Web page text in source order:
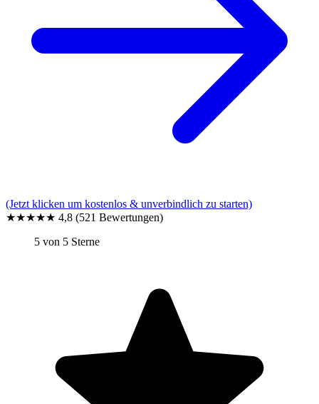
(Jetzt klicken um kostenlos & unverbindlich zu starten)
★★★★★ 4,8 (521 Bewertungen)
5 von 5 Sterne